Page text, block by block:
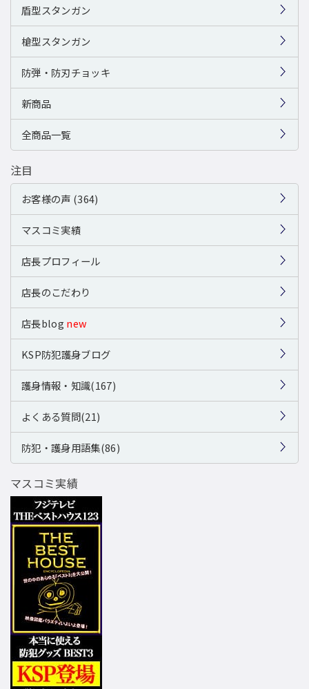
盾型スタンガン
槍型スタンガン
防弾・防刃チョッキ
新商品
全商品一覧
注目
お客様の声 (364)
マスコミ実績
店長プロフィール
店長のこだわり
店長blog new
KSP防犯護身ブログ
護身情報・知識(167)
よくある質問(21)
防犯・護身用語集(86)
マスコミ実績